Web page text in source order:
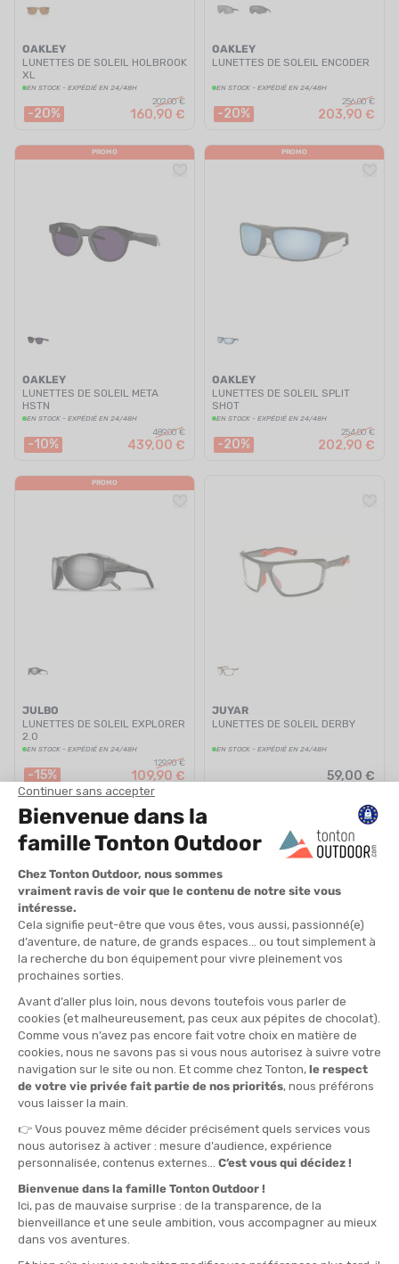
OAKLEY
LUNETTES DE SOLEIL HOLBROOK
XL
EN STOCK - EXPÉDIÉ EN 24/48H
-20%
202,00 €
160,90 €
OAKLEY
LUNETTES DE SOLEIL ENCODER
EN STOCK - EXPÉDIÉ EN 24/48H
-20%
256,00 €
203,90 €
PROMO
OAKLEY
LUNETTES DE SOLEIL META
HSTN
EN STOCK - EXPÉDIÉ EN 24/48H
-10%
489,00 €
439,00 €
PROMO
OAKLEY
LUNETTES DE SOLEIL SPLIT
SHOT
EN STOCK - EXPÉDIÉ EN 24/48H
-20%
254,00 €
202,90 €
PROMO
JULBO
LUNETTES DE SOLEIL EXPLORER
2.0
EN STOCK - EXPÉDIÉ EN 24/48H
-15%
129,90 €
109,90 €
JUYAR
LUNETTES DE SOLEIL DERBY
EN STOCK - EXPÉDIÉ EN 24/48H
59,00 €
Protégez votre rétine contre les rayons UV intenses en
altitude. Nos montures garantissent un maintien stable et une
lecture précise du relief sur les sentiers comme sur les glaciers.
Bien choisir en 10 secondes
L'expert de la haute montagne :Pour l'alpinisme et les
randonnées sur glacier au-dessus de 3000 mètres. La
bloquent jusqu'à 95% de la lumière visible pour éliminer
l'éblouissement lié à la réverbération de la neige.
Le randonneur polyvalent : Pour les parcours entre sous-bois
et crêtes exposées sous un soleil variable. La recommandation
des Tontons : Les verres photochromiques adaptent leur
teinte en moins de 30 secondes selon l'index UV pour
Le marcheur en basse altitude :Pour les sorties estivales sur
sentiers balisés et vallonnés. La recommandation des Tontons :
Un verre polycarbonate de catégorie 3 offre le meilleur
compromis entre légèreté et protection contre les
rayonnements directs.
Lunette de soleil randonnée : les marques incontournables
Julbo